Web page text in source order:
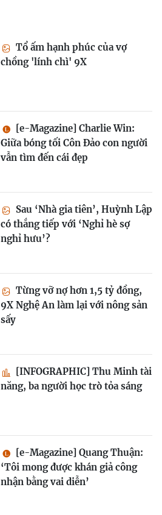
Tổ ấm hạnh phúc của vợ
chồng 'lính chì' 9X
[e-Magazine] Charlie Win:
Giữa bóng tối Côn Đảo con người
vẫn tìm đến cái đẹp
Sau ‘Nhà gia tiên’, Huỳnh Lập
có thắng tiếp với ‘Nghỉ hè sợ
nghỉ hưu’?
Từng vỡ nợ hơn 1,5 tỷ đồng,
9X Nghệ An làm lại với nông sản
sấy
[INFOGRAPHIC] Thu Minh tài
năng, ba người học trò tỏa sáng
[e-Magazine] Quang Thuận:
‘Tôi mong được khán giả công
nhận bằng vai diễn’